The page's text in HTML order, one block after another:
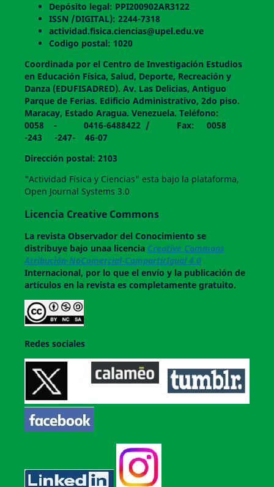
Depósito legal: PPI200902AR3122
ISSN /DIGITAL): 2244-7318
actividad.fisica.ciencias@upel.edu.ve
Codigo postal: 1020
Coordinada por el Centro de Investigación Estudios
en Educación Física, Salud, Deporte, Recreación y
Danza (EDUFISADRED). Av. Las Delicias, Antiguo
Parque de Ferias. Edificio Administrativo, 2do piso.
Maracay, Estado Aragua. Venezuela. Teléfono:
0058 - 0416-6488422 / Fax: 0058
-243 -247- 46-07
Dirección postal: 2103
"Actividad Física y Ciencias" esta bajo la plataforma,
Open Journal Systems 3.0
Licencia Creative Commons
La revistaObservador del Conocimiento se
distribuye bajo unaa licencia Creative Commons
Atribución-NoComercial-CompartirIgual 4.0
Internacional, por lo que el envío y la publicación de
artículos en la revista es completamente gratuito.
Redes sociales